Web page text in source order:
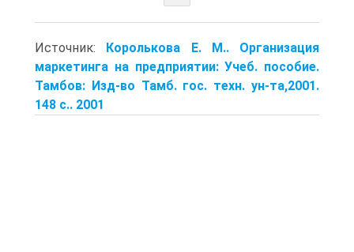
Источник: Королькова Е. М.. Организация
маркетинга на предприятии: Учеб. пособие.
Тамбов: Изд-во Тамб. гос. техн. ун-та,2001.
148 с.. 2001